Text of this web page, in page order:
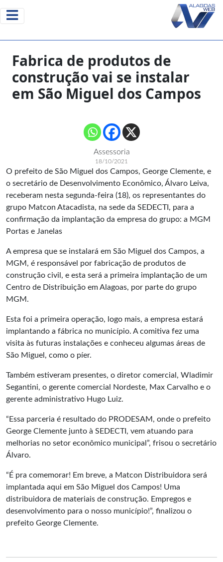
Fabrica de produtos de
construção vai se instalar
em São Miguel dos Campos
Assessoria
18/10/2021
O prefeito de São Miguel dos Campos, George Clemente, e
o secretário de Desenvolvimento Econômico, Álvaro Leiva,
receberam nesta segunda-feira (18), os representantes do
grupo Matcon Atacadista, na sede da SEDECTI, para a
confirmação da implantação da empresa do grupo: a MGM
Portas e Janelas
A empresa que se instalará em São Miguel dos Campos, a
MGM, é responsável por fabricação de produtos de
construção civil, e esta será a primeira implantação de um
Centro de Distribuição em Alagoas, por parte do grupo
MGM.
Esta foi a primeira operação, logo mais, a empresa estará
implantando a fábrica no município. A comitiva fez uma
visita às futuras instalações e conheceu algumas áreas de
São Miguel, como o píer.
Também estiveram presentes, o diretor comercial, Wladimir
Segantini, o gerente comercial Nordeste, Max Carvalho e o
gerente administrativo Hugo Luiz.
“Essa parceria é resultado do PRODESAM, onde o prefeito
George Clemente junto à SEDECTI, vem atuando para
melhorias no setor econômico municipal”, frisou o secretário
Álvaro.
“É pra comemorar! Em breve, a Matcon Distribuidora será
implantada aqui em São Miguel dos Campos! Uma
distribuidora de materiais de construção. Empregos e
desenvolvimento para o nosso município!”, finalizou o
prefeito George Clemente.